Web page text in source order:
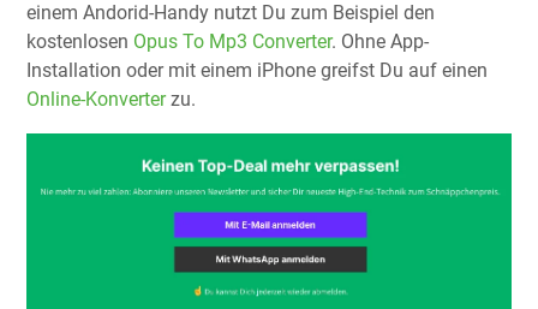
einem Andorid-Handy nutzt Du zum Beispiel den
kostenlosen Opus To Mp3 Converter. Ohne App-
Installation oder mit einem iPhone greifst Du auf einen
Online-Konverterzu.